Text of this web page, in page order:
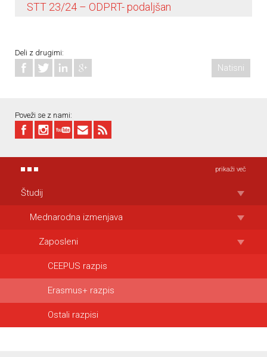
STT 23/24 – ODPRT- podaljšan
Deli z drugimi:
Natisni
Poveži se z nami:
prikaži več
Študij
Mednarodna izmenjava
Zaposleni
CEEPUS razpis
Erasmus+ razpis
Ostali razpisi